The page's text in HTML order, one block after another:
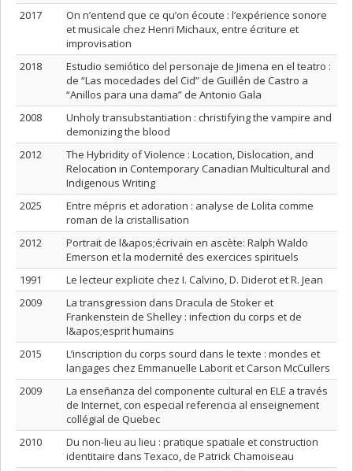
2017
On n’entend que ce qu’on écoute : l’expérience sonore
et musicale chez Henri Michaux, entre écriture et
improvisation
2018
Estudio semiótico del personaje de Jimena en el teatro :
de “Las mocedades del Cid” de Guillén de Castro a
“Anillos para una dama” de Antonio Gala
2008
Unholy transubstantiation : christifying the vampire and
demonizing the blood
2012
The Hybridity of Violence : Location, Dislocation, and
Relocation in Contemporary Canadian Multicultural and
Indigenous Writing
2025
Entre mépris et adoration : analyse de Lolita comme
roman de la cristallisation
2012
Portrait de l&apos;écrivain en ascète: Ralph Waldo
Emerson et la modernité des exercices spirituels
1991
Le lecteur explicite chez I. Calvino, D. Diderot et R. Jean
2009
La transgression dans Dracula de Stoker et
Frankenstein de Shelley : infection du corps et de
l&apos;esprit humains
2015
L’inscription du corps sourd dans le texte : mondes et
langages chez Emmanuelle Laborit et Carson McCullers
2009
La enseñanza del componente cultural en ELE a través
de Internet, con especial referencia al enseignement
collégial de Quebec
2010
Du non-lieu au lieu : pratique spatiale et construction
identitaire dans Texaco, de Patrick Chamoiseau